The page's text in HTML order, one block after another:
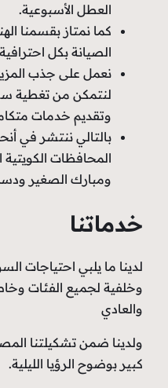
العطل الأسبوعية.
الصيانة بكل
نعمل على جذب
لنتمكن من تغطية
وتقديم خدمات
بالتالي ننتشر في
المحافظات
ومبارك الصغير
خدماتنا
لدينا ما يلبي احتياجات
وخلفية لجميع الفئات
والعادي
ولدينا ضمن تشكيلتنا
كبير بوضوح الرؤيا الليلية.